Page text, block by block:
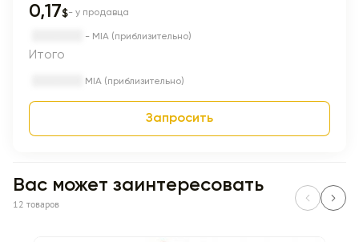
0,17$- у продавца
- MIA (приблизительно)
Итого
MIA (приблизительно)
Запросить
Вас может заинтересовать
12 товаров